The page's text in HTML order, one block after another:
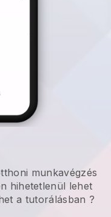
munkavégzés
hihetetlenül lehet
a tutorálásban ?